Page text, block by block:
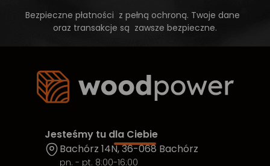
Bezpieczne płatności z pełną ochroną. Twoje dane
oraz transakcje są zawsze bezpieczne.
Jesteśmy tu dla Ciebie
Bachórz 14N, 36-068 Bachórz
pn. - pt. 8:00-16:00